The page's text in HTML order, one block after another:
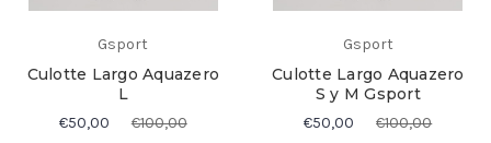
Gsport
Culotte Largo Aquazero
L
€50,00 €100,00
Gsport
Culotte Largo Aquazero
S y M Gsport
€50,00 €100,00